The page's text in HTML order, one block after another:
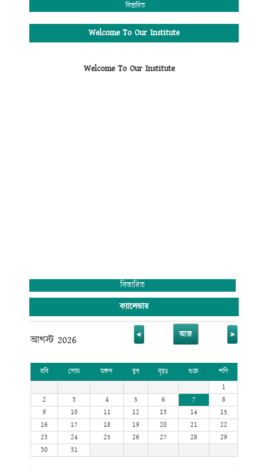
প্রতিষ্ঠানটিতে
প্রধান শিক্ষক (ভারপ্রাপ্ত)
বিস্তারিত
Welcome To Our Institute
Welcome To Our Institute
বিস্তারিত
ক্যালেন্ডার
আগস্ট 2026 < আজ >
রবি সোম মঙ্গল বুধ বৃহঃ শুক্র
শনি
1
2
3 4 5 6 7
8
9
10 11 12 13 14
15
16
17 18 19 20 21
22
23
24 25 26 27 28
29
30
31